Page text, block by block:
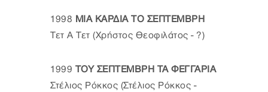
1998 ΜΙΑ ΚΑΡΔΙΑ ΤΟ ΣΕΠΤΕΜΒΡΗ
Τετ Α Τετ (Χρήστος Θεοφιλάτος - ?)
1999 ΤΟΥ ΣΕΠΤΕΜΒΡΗ ΤΑ ΦΕΓΓΑΡΙΑ
Στέλιος Ρόκκος (Στέλιος Ρόκκος -